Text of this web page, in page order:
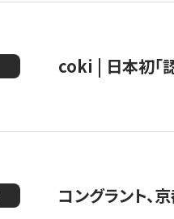
coki | 日本初「
コングラント、